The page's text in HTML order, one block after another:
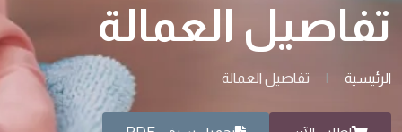
تفاصيل العمالة
الرئيسية | تفاصيل العمالة